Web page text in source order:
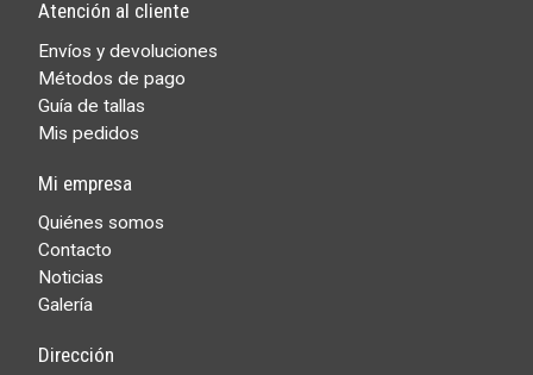
Atención al cliente
Envíos y devoluciones
Métodos de pago
Guía de tallas
Mis pedidos
Mi empresa
Quiénes somos
Contacto
Noticias
Galería
Dirección